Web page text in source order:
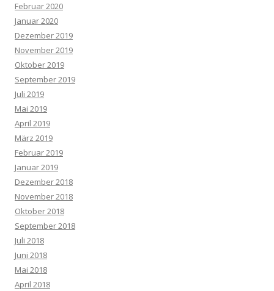
Februar 2020
Januar 2020
Dezember 2019
November 2019
Oktober 2019
September 2019
Juli 2019
Mai 2019
April 2019
März 2019
Februar 2019
Januar 2019
Dezember 2018
November 2018
Oktober 2018
September 2018
Juli 2018
Juni 2018
Mai 2018
April 2018